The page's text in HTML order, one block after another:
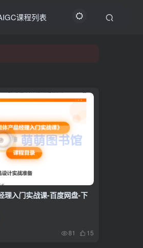
课程列表
理入门实战课-百度网盘-下
81 15